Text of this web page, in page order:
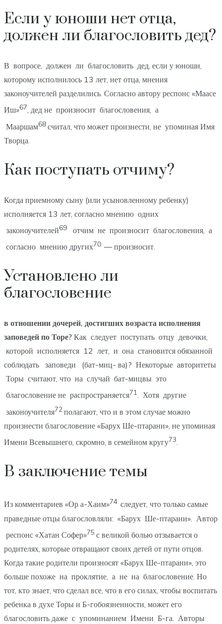
Если у юноши нет отца,
должен ли благословить дед?
В вопросе, должен ли благословить дед, если у юноши,
которому исполнилось 13 лет, нет отца, мнения
законоучителей разделились. Согласно автору респонс «Маасе
Иш»67, дед не произносит благословения, а
Мааршам68считал, что может произнести, не упоминая Имя
Творца.
Как поступать отчиму?
Когда приемному сыну (или усыновленному ребенку)
исполняется 13 лет, согласно мнению одних
законоучителей69 отчим не произносит благословения, а
согласно мнению других70 — произносит.
Установлено ли
благословение
в отношении дочерей, достигших возраста исполнения
заповедей по Торе? Как следует поступать отцу девочки,
которой исполняется 12 лет, и она становится обязанной
соблюдать заповеди (бат-миц- ва)? Некоторые авторитеты
Торы считают, что на случай бат-мицвы это
благословение не распространяется71. Хотя другие
законоучителя72 полагают, что и в этом случае можно
произнести благословение «Барух Ше-птарани», не упоминая
Имени Всевышнего, скромно, в семейном кругу73.
В заключение темы
Из комментариев «Ор а-Хаим»74 следует, что только самые
праведные отцы благословляли: «Барух Ше-птарани». Автор
респонс «Хатан Софер»75 с великой болью отзывается о
родителях, которые отвращают своих детей от пути отцов.
Когда такие родители произносят «Барух Ше-птарани», это
больше похоже на проклятие, а не на благословение. Но
тот, кто знает, что сделал все, что в его силах, чтобы воспитать
ребенка в духе Торы и Б-гобоязненности, может его
благословить даже с упоминанием Имени Б-га. Авторы